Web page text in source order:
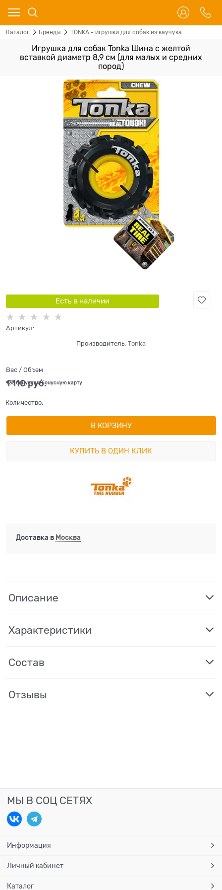
Каталог Бренды TONKA - игрушки для собак из каучука
Игрушка для собак Tonka Шина с желтой
вставкой диаметр 8,9 см (для малых и средних
пород)
Есть в наличии
Артикул:
Производитель: Tonka
Вес / Объем
1 110 руб.
+33 бонуса на бонусную карту
Количество:
В КОРЗИНУ
КУПИТЬ В ОДИН КЛИК
Доставка в Москва
Описание
Характеристики
Состав
Отзывы
МЫ В СОЦ СЕТЯХ
Информация
Личный кабинет
Каталог